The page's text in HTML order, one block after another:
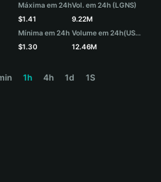
Máxima em 24h
$1.41
Mínima em 24h
$1.30
Vol. em 24h (LGNS)
9.22M
Volume em 24h(USDT)
12.46M
1h 4h 1d 1S